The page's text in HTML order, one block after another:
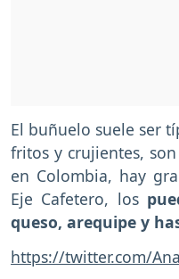
El buñuelo suele ser
fritos y crujientes,
en Colombia, hay
Eje Cafetero, los
queso, arequipe y
https://twitter.com/